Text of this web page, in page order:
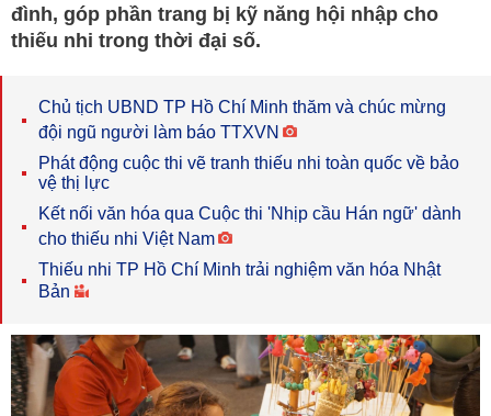
đình, góp phần trang bị kỹ năng hội nhập cho
thiếu nhi trong thời đại số.
Chủ tịch UBND TP Hồ Chí Minh thăm và chúc mừng
đội ngũ người làm báo TTXVN
Phát động cuộc thi vẽ tranh thiếu nhi toàn quốc về bảo
vệ thị lực
Kết nối văn hóa qua Cuộc thi 'Nhịp cầu Hán ngữ' dành
cho thiếu nhi Việt Nam
Thiếu nhi TP Hồ Chí Minh trải nghiệm văn hóa Nhật
Bản